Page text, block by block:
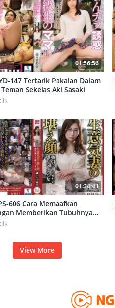
01:56:56
147 Tertarik Pakaian Dalam
Sekelas Aki Sasaki
01:34:41
606 Cara Memaafkan
Memberikan Tubuhnya
View More